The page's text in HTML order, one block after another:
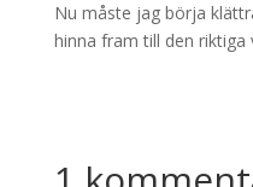
Nu måste jag börja
hinna fram till den riktiga